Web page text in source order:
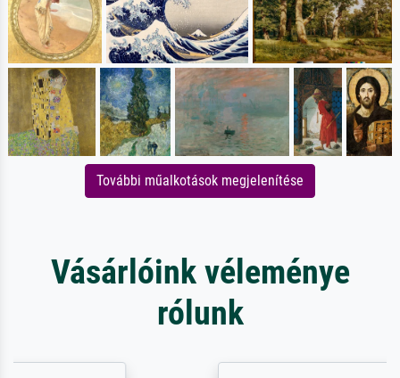
További műalkotások megjelenítése
Vásárlóink véleménye
rólunk